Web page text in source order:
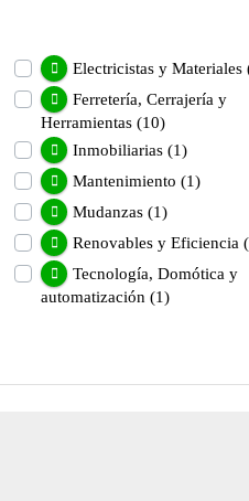
Electricistas y Materiales
Ferretería, Cerrajería y
Herramientas (10)
Inmobiliarias (1)
Mantenimiento (1)
Mudanzas (1)
Renovables y Eficiencia
Tecnología, Domótica y
automatización (1)